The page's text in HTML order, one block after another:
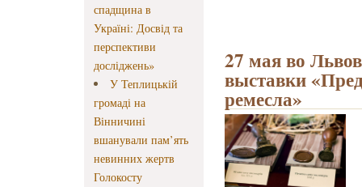
спадщина в
Україні: Досвід та
перспективи
досліджень»
У Теплицькій
громаді на
Вінничині
вшанували пам’ять
невинних жертв
Голокосту
27 мая во
выставки
ремесла»